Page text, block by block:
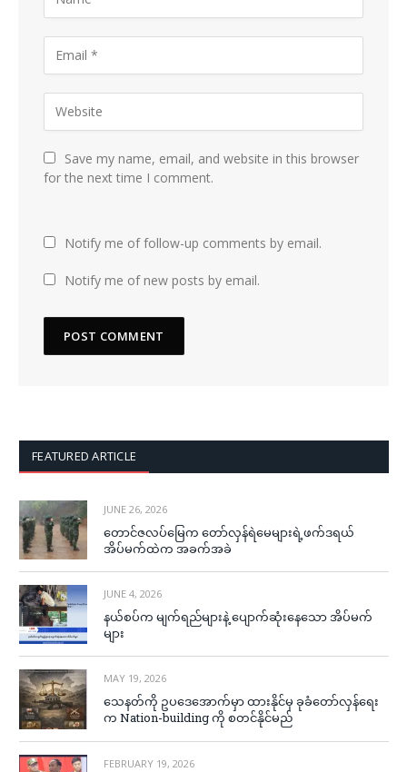
Save my name, email, and website in this browser
for the next time I comment.
Notify me of follow-up comments by email.
Notify me of new posts by email.
FEATURED ARTICLE
JUNE 26, 2026
တောင်ဇလပ်မြေက တော်လှန်ရဲမေများရဲ့ဖက်ဒရယ်
အိပ်မက်ထဲက အခက်အခဲ
JUNE 4, 2026
နယ်စပ်က မျက်ရည်များနဲ့ ပျောက်ဆုံးနေသော အိပ်မက်
များ
MAY 19, 2026
သေနတ်ကို ဥပဒေအောက်မှာ ထားနိုင်မှ ခုခံတော်လှန်ရေး
က Nation-building ကို စတင်နိုင်မည်
FEBRUARY 19, 2026